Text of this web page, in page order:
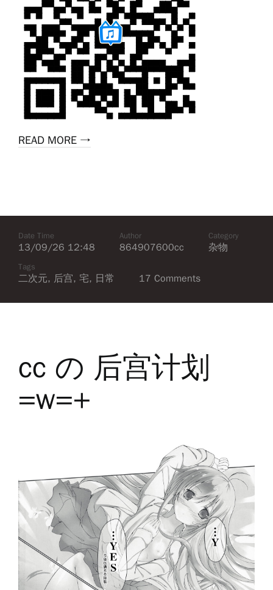
READ MORE →
Date Time
13/09/26 12:48
Author
864907600cc
Category
杂物
Tags
二次元, 后宫, 宅, 日常 17 Comments
cc の 后宫计划
=w=+